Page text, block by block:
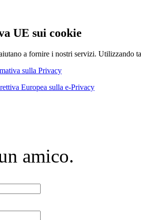
UE sui cookie
a fornire i nostri servizi. Utilizzando
sulla Privacy
Europea sulla e-Privacy
amico.